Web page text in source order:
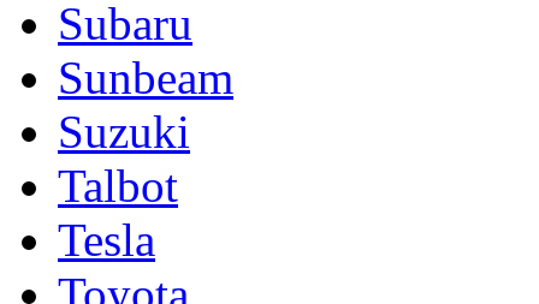
Subaru
Sunbeam
Suzuki
Talbot
Tesla
Toyota